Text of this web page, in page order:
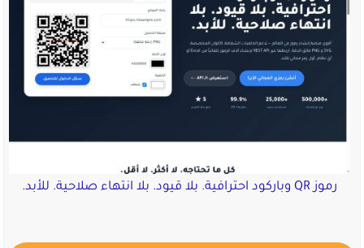
رموز QR وباركود احترافية. بلا قيود. بلا انتهاء صلاحية. للأبد.